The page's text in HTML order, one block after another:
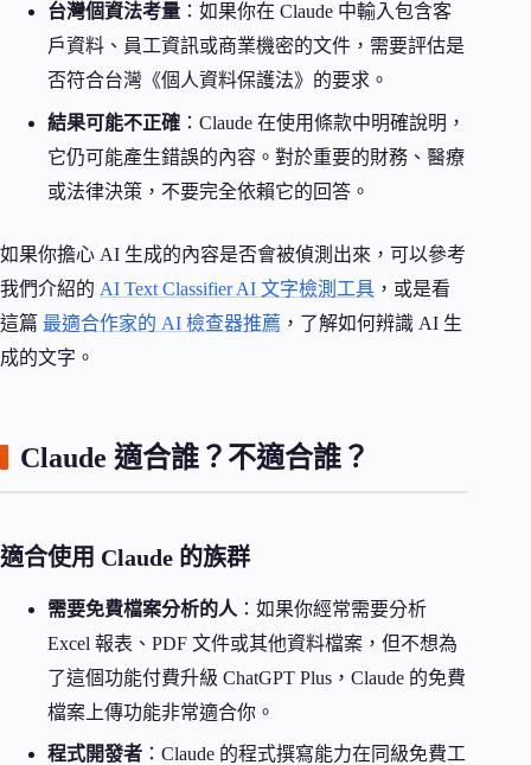
台灣個資法考量 ：如果你在 Claude 中輸入包含客
戶資料、員工資訊或商業機密的文件，需要評估是
否符合台灣《個人資料保護法》的要求。
結果可能不正確 ：Claude 在使用條款中明確說明，
它仍可能產生錯誤的內容。對於重要的財務、醫療
或法律決策，不要完全依賴它的回答。
如果你擔心 AI 生成的內容是否會被偵測出來，可以參考
我們介紹的 AI Text Classifier AI 文字檢測工具 ，或是看
這篇 最適合作家的 AI 檢查器推薦 ，了解如何辨識 AI 生
成的文字。
Claude 適合誰？不適合誰？
適合使用 Claude 的族群
需要免費檔案分析的人 ：如果你經常需要分析
Excel 報表、PDF 文件或其他資料檔案，但不想為
了這個功能付費升級 ChatGPT Plus，Claude 的免費
檔案上傳功能非常適合你。
程式開發者 ：Claude 的程式撰寫能力在同級免費工